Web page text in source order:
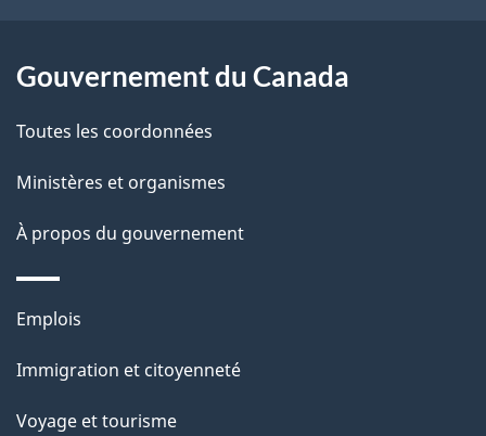
l
a
g
e
Gouvernement du Canada
Toutes les coordonnées
Ministères et organismes
À propos du gouvernement
Thèmes
sujets
Emplois
Immigration et citoyenneté
Voyage et tourisme